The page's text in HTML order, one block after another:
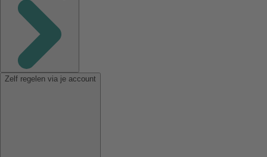
Zelf regelen via je account